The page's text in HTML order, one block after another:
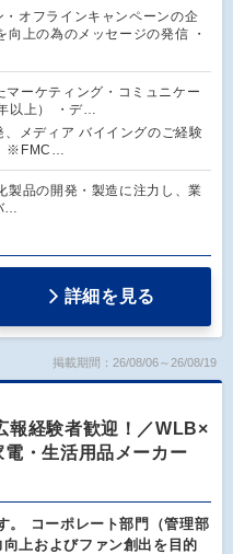
・オフラインキャンペーンの企
上の為のメッセージの発信 ・
マーケティング・コミュニケー
以上） ・デ…
、メディア バイイングのご経験
※FMC…
製品の開発・製造に注力し、業
…
詳細を見る
掲載期間：26/08/06～26/08/19
報経験者歓迎！／WLB×
・生活用品メーカー
。 コーポレート部門（管理部
上およびファン創出を目的